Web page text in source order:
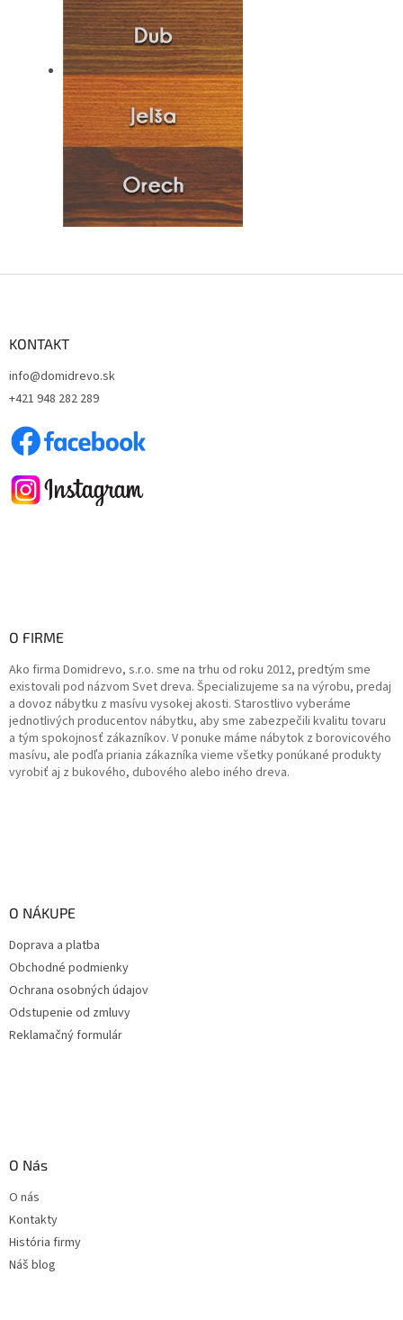
KONTAKT
info@domidrevo.sk
+421 948 282 289
O FIRME
Ako firma Domidrevo, s.r.o. sme na trhu od roku 2012, predtým sme
existovali pod názvom Svet dreva. Špecializujeme sa na výrobu, predaj
a dovoz nábytku z masívu vysokej akosti. Starostlivo vyberáme
jednotlivých producentov nábytku, aby sme zabezpečili kvalitu tovaru
a tým spokojnosť zákazníkov. V ponuke máme nábytok z borovicového
masívu, ale podľa priania zákazníka vieme všetky ponúkané produkty
vyrobiť aj z bukového, dubového alebo iného dreva.
O NÁKUPE
Doprava a platba
Obchodné podmienky
Ochrana osobných údajov
Odstupenie od zmluvy
Reklamačný formulár
O Nás
O nás
Kontakty
História firmy
Náš blog